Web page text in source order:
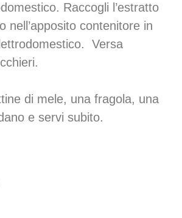
Raccogli l’estratto
nell’apposito contenitore in
Versa
di mele, una fragola, una
e servi subito.